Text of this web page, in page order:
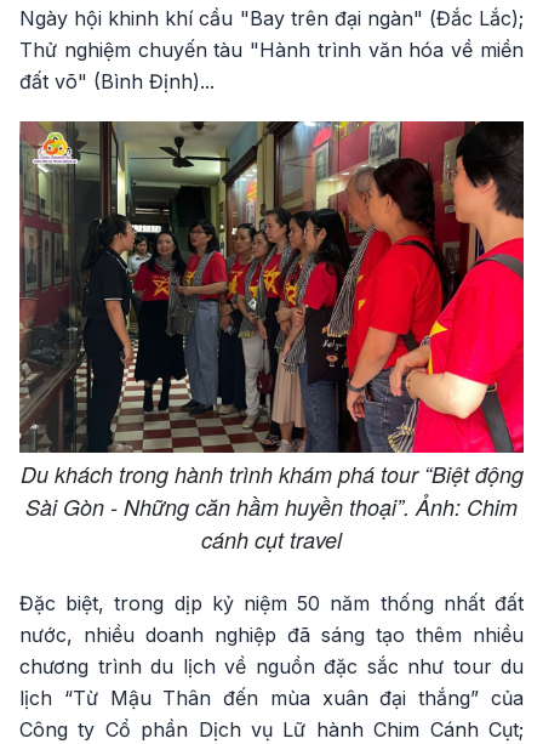
Ngày hội khinh khí cầu "Bay trên đại ngàn" (Đắc Lắc);
Thử nghiệm chuyến tàu "Hành trình văn hóa về miền
đất võ" (Bình Định)...
Du khách trong hành trình khám phá tour “Biệt động
Sài Gòn - Những căn hầm huyền thoại”. Ảnh: Chim
cánh cụt travel
Đặc biệt, trong dịp kỷ niệm 50 năm thống nhất đất
nước, nhiều doanh nghiệp đã sáng tạo thêm nhiều
chương trình du lịch về nguồn đặc sắc như tour du
lịch “Từ Mậu Thân đến mùa xuân đại thắng” của
Công ty Cổ phần Dịch vụ Lữ hành Chim Cánh Cụt;